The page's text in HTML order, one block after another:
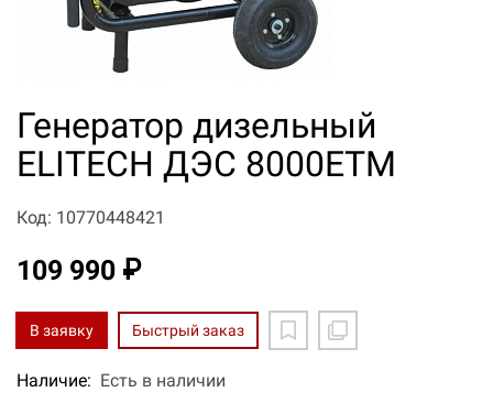
Генератор дизельный
ELITECH ДЭС 8000ЕTМ
Код: 10770448421
109 990 ₽
В заявку Быстрый заказ
Наличие: Есть в наличии